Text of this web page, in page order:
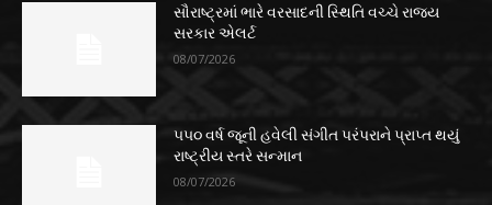
સૌરાષ્ટ્રમાં ભારે વરસાદની સ્થિતિ વચ્ચે રાજ્ય
સરકાર એલર્ટ
08/07/2026
૫૫૦ વર્ષ જૂની હવેલી સંગીત પરંપરાને પ્રાપ્ત થયું
રાષ્ટ્રીય સ્તરે સન્માન
08/07/2026